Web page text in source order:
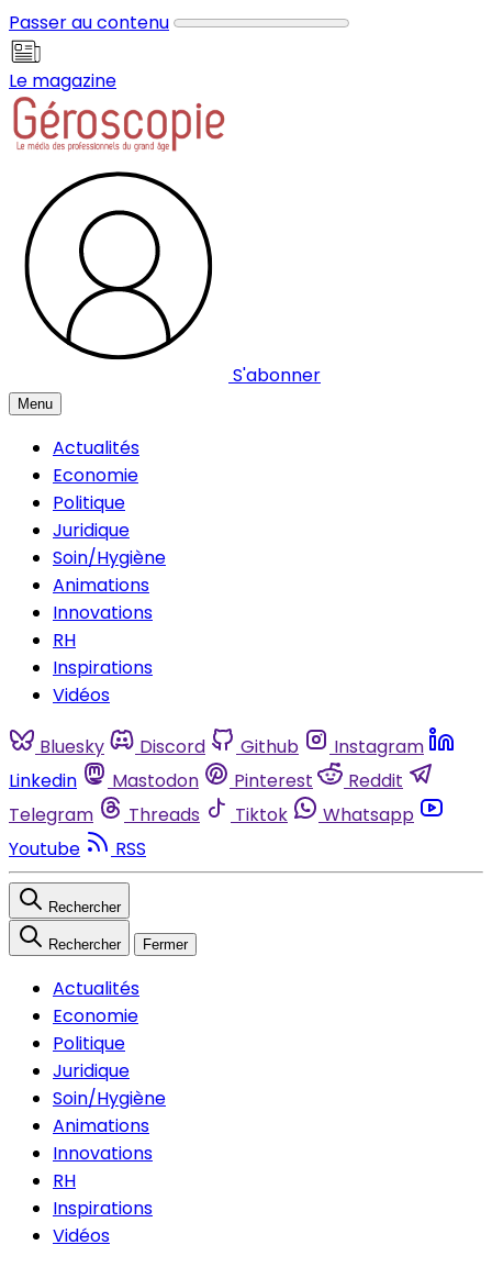
Passer au contenu
Le magazine
S'abonner
Menu
Actualités
Economie
Politique
Juridique
Soin/Hygiène
Animations
Innovations
RH
Inspirations
Vidéos
Bluesky Discord Github
Instagram
Linkedin
Mastodon Pinterest
Reddit
Telegram
Threads Tiktok
Whatsapp
Youtube
RSS
Rechercher
Rechercher Fermer
Actualités
Economie
Politique
Juridique
Soin/Hygiène
Animations
Innovations
RH
Inspirations
Vidéos
Panneau de gestion des cookies